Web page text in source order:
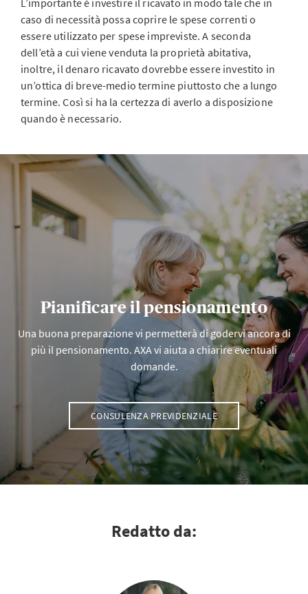
L’importante è investire il ricavato in modo tale che in
caso di necessità possa coprire le spese correnti o
essere utilizzato per spese impreviste. A seconda
dell’età a cui viene venduta la proprietà abitativa,
inoltre, il denaro ricavato dovrebbe essere investito in
un’ottica di breve-medio termine piuttosto che a lungo
termine. Così si ha la certezza di averlo a disposizione
quando è necessario.
Pianificare il pensionamento
Una buona preparazione vi permetterà di godervi ancora di
più il pensionamento. AXA vi aiuta a chiarire eventuali
domande.
CONSULENZA PREVIDENZIALE
Redatto da: